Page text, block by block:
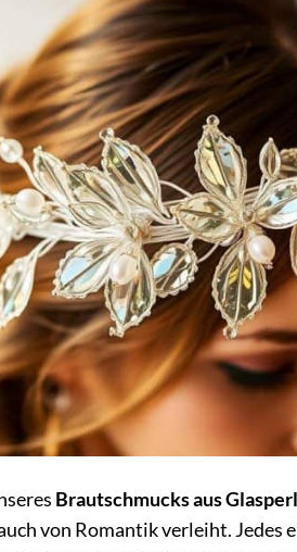
Brautschmucks aus
von Romantik verleiht. Jedes